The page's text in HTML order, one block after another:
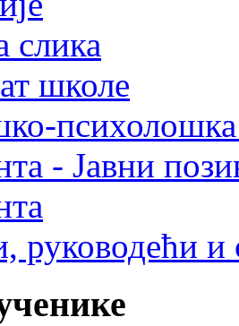
слика
школе
психолошка
- Јавни
руководећи и